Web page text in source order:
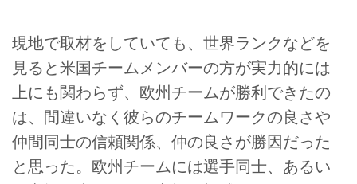
現地で取材をしていても、世界ランクなどを
見ると米国チームメンバーの方が実力的には
上にも関わらず、欧州チームが勝利できたの
は、間違いなく彼らのチームワークの良さや
仲間同士の信頼関係、仲の良さが勝因だった
と思った。欧州チームには選手同士、あるい